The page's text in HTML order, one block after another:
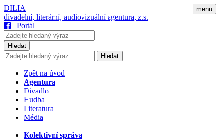
menu
DILIA
divadelní, literární, audiovizuální agentura, z.s.
Portál
Hledat
Hledat
Zpět na úvod
Agentura
Divadlo
Hudba
Literatura
Média
Kolektivní správa